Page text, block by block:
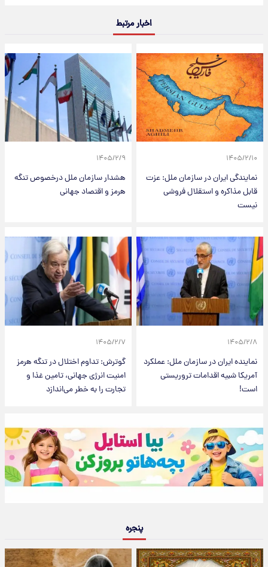
اخبار مرتبط
۱۴۰۵/۲/۱۰
نمایندگی ایران در سازمان ملل: عزت
قابل مذاکره و استقلال فروشی
نیست
۱۴۰۵/۲/۹
هشدار سازمان ملل درخصوص تنگه
هرمز و اقتصاد جهانی
۱۴۰۵/۲/۸
نماینده ایران در سازمان ملل: عملکرد
آمریکا شبیه اقدامات تروریستی
است!
۱۴۰۵/۲/۷
گوترش: تداوم اختلال در تنگه هرمز
امنیت انرژی جهانی، تامین غذا و
تجارت را به خطر می‌اندازد
پنجره